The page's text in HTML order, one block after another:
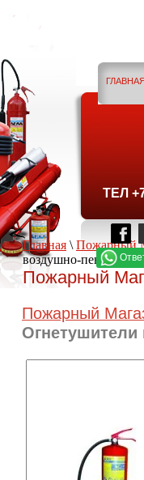
ТЕЛ
Главная \ Пожарный
воздушно-пенные
Пожарный
Пожарный